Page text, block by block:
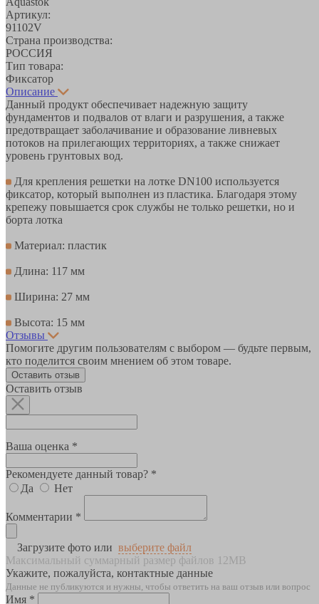
Артикул:
91102V
Страна производства:
РОССИЯ
Тип товара:
Фиксатор
Описание
Данный продукт обеспечивает надежную защиту
фундаментов и подвалов от влаги и разрушения, а также
предотвращает заболачивание и образование ливневых
потоков на прилегающих территориях, а также снижает
уровень грунтовых вод.
Для крепления решетки на лотке DN100 используется
фиксатор, который выполнен из пластика. Благодаря этому
крепежу повышается срок службы не только решетки, но и
борта лотка
Материал: пластик
Длина: 117 мм
Ширина: 27 мм
Высота: 15 мм
Отзывы
Помогите другим пользователям с выбором — будьте первым,
кто поделится своим мнением об этом товаре.
Оставить отзыв
Оставить отзыв
Ваша оценка *
Рекомендуете данный товар? *
Да
Нет
Комментарии *
Загрузите фото или выберите файл
Максимальный суммарный размер файлов 12MB
Укажите, пожалуйста, контактные данные
Данные не публикуются и нужны, чтобы ответить на ваш отзыв или вопрос
Имя *